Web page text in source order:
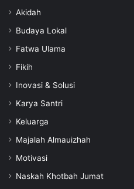
Akidah
Budaya Lokal
Fatwa Ulama
Fikih
Inovasi & Solusi
Karya Santri
Keluarga
Majalah Almauizhah
Motivasi
Naskah Khotbah Jumat